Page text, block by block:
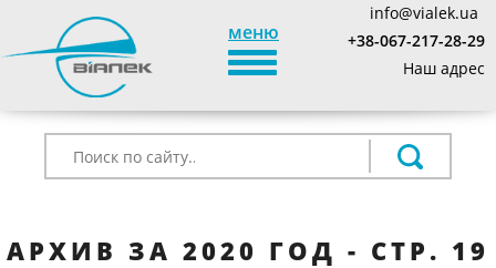
меню
TOGGLE_NAVIGATION
info@vialek.ua
+38-067-217-28-29
Наш адрес
АРХИВ ЗА 2020 ГОД - СТР. 19